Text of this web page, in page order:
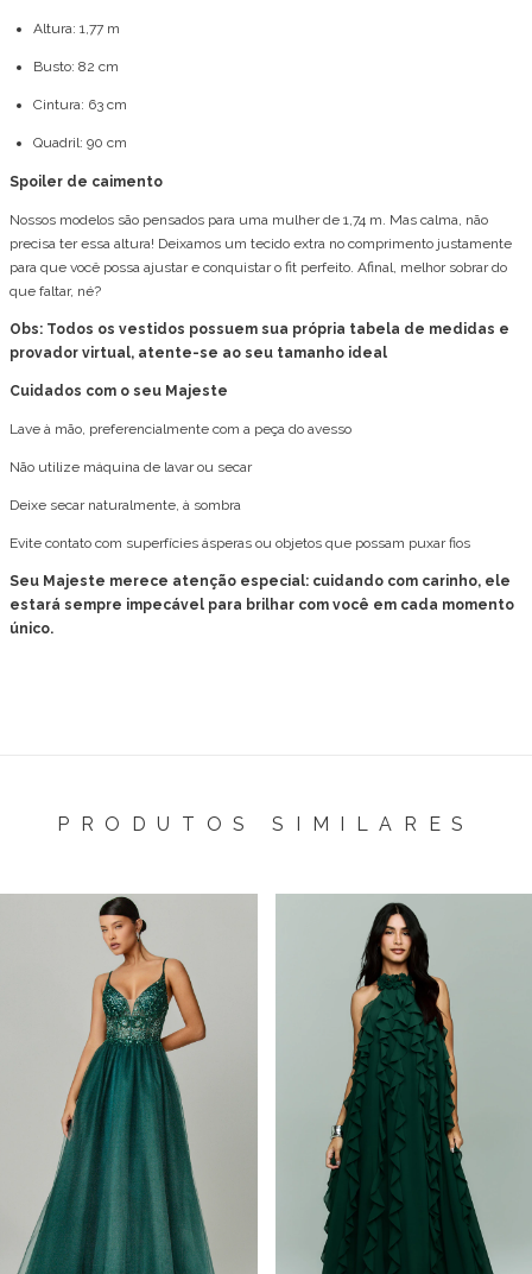
Altura: 1,77 m
Busto: 82 cm
Cintura: 63 cm
Quadril: 90 cm
Spoiler de caimento
Nossos modelos são pensados para uma mulher de 1,74 m. Mas calma, não
precisa ter essa altura! Deixamos um tecido extra no comprimento justamente
para que você possa ajustar e conquistar o fit perfeito. Afinal, melhor sobrar do
que faltar, né?
Obs: Todos os vestidos possuem sua própria tabela de medidas e
provador virtual, atente-se ao seu tamanho ideal
Cuidados com o seu Majeste
Lave à mão, preferencialmente com a peça do avesso
Não utilize máquina de lavar ou secar
Deixe secar naturalmente, à sombra
Evite contato com superfícies ásperas ou objetos que possam puxar fios
Seu Majeste merece atenção especial: cuidando com carinho, ele
estará sempre impecável para brilhar com você em cada momento
único.
PRODUTOS SIMILARES